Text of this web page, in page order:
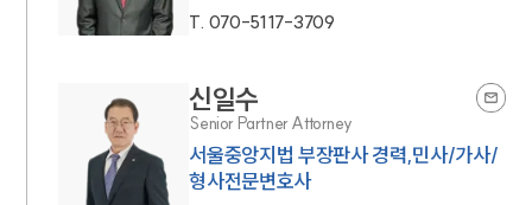
T. 070-5117-3709
신일수
Senior Partner Attorney
서울중앙지법 부장판사 경력,민사/가사/
형사전문변호사